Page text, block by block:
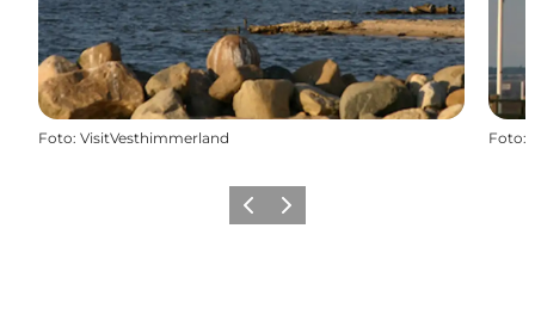
Foto: VisitVesthimmerland Foto:
ForrigeNæste